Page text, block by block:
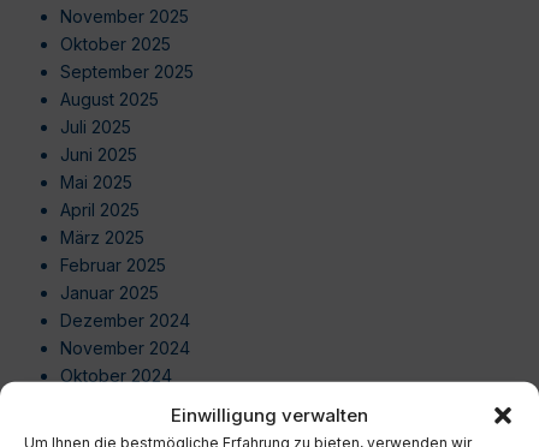
Einwilligung verwalten
Um Ihnen die bestmögliche Erfahrung zu bieten, verwenden wir
November 2025
Oktober 2025
September 2025
August 2025
Juli 2025
Juni 2025
Mai 2025
April 2025
März 2025
Februar 2025
Januar 2025
Dezember 2024
November 2024
Oktober 2024